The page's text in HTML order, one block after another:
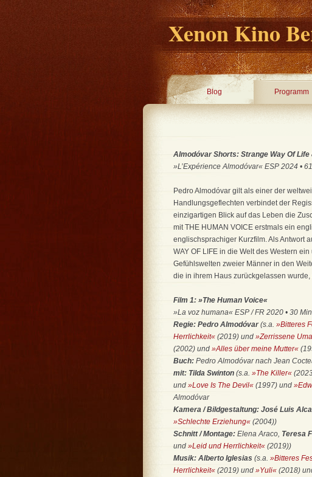
Xenon Kino
Blog Programm
Almodóvar Shorts: Strange Way Of Life
»L’Expérience Almodóvar« ESP 2024 •
Pedro Almodóvar gilt als einer der
Handlungsgeflechten verbindet der
einzigartigen Blick auf das Leben die
mit THE HUMAN VOICE erstmals ein
englischsprachiger Kurzfilm. Als Antwort
WAY OF LIFE in die Welt des Western
Gefühlswelten zweier Männer in den
die in ihrem Haus zurückgelassen
Film 1: »The Human Voice«
»La voz humana« ESP / FR 2020 • 30
Regie: Pedro Almodóvar (s.a. »Bitteres
Herrlichkeit« (2019) und »Zerrissene
(2002) und »Alles über meine Mutter«
Buch: Pedro Almodóvar nach Jean
mit: Tilda Swinton (s.a. »The Killer«
und »Love Is The Devil« (1997) und
Almodóvar
Kamera / Bildgestaltung: José Luis
»Schlechte Erziehung« (2004))
Schnitt / Montage: Elena Araco, Teresa
und »Leid und Herrlichkeit« (2019))
Musik: Alberto Iglesias (s.a. »Bitteres
Herrlichkeit« (2019) und »Yuli« (2018)